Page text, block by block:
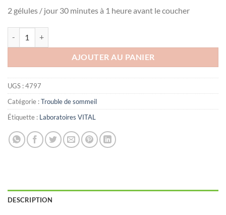
2 gélules / jour 30 minutes à 1 heure avant le coucher
AJOUTER AU PANIER
UGS :4797
Catégorie :Trouble de sommeil
Étiquette : Laboratoires VITAL
DESCRIPTION